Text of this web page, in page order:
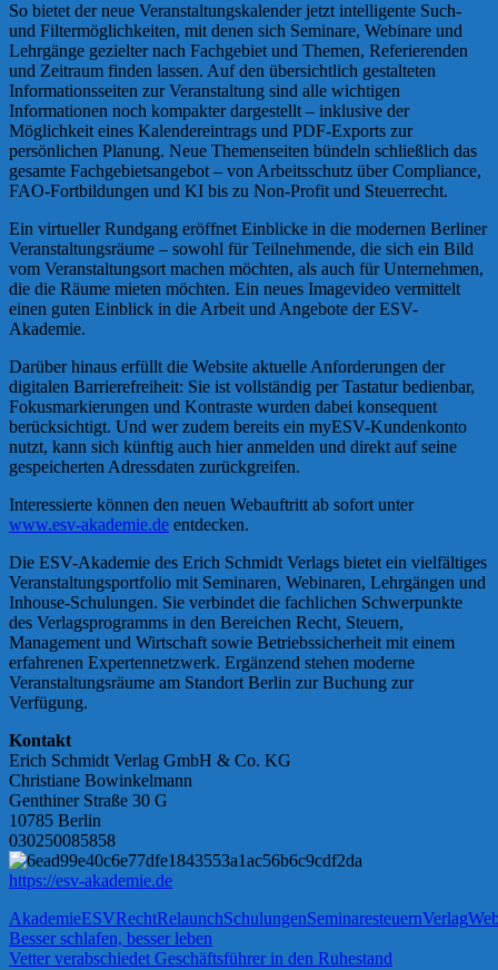
So bietet der neue Veranstaltungskalender jetzt intelligente Such-
und Filtermöglichkeiten, mit denen sich Seminare, Webinare und
Lehrgänge gezielter nach Fachgebiet und Themen, Referierenden
und Zeitraum finden lassen. Auf den übersichtlich gestalteten
Informationsseiten zur Veranstaltung sind alle wichtigen
Informationen noch kompakter dargestellt – inklusive der
Möglichkeit eines Kalendereintrags und PDF-Exports zur
persönlichen Planung. Neue Themenseiten bündeln schließlich das
gesamte Fachgebietsangebot – von Arbeitsschutz über Compliance,
FAO-Fortbildungen und KI bis zu Non-Profit und Steuerrecht.
Ein virtueller Rundgang eröffnet Einblicke in die modernen Berliner
Veranstaltungsräume – sowohl für Teilnehmende, die sich ein Bild
vom Veranstaltungsort machen möchten, als auch für Unternehmen,
die die Räume mieten möchten. Ein neues Imagevideo vermittelt
einen guten Einblick in die Arbeit und Angebote der ESV-
Akademie.
Darüber hinaus erfüllt die Website aktuelle Anforderungen der
digitalen Barrierefreiheit: Sie ist vollständig per Tastatur bedienbar,
Fokusmarkierungen und Kontraste wurden dabei konsequent
berücksichtigt. Und wer zudem bereits ein myESV-Kundenkonto
nutzt, kann sich künftig auch hier anmelden und direkt auf seine
gespeicherten Adressdaten zurückgreifen.
Interessierte können den neuen Webauftritt ab sofort unter
www.esv-akademie.de entdecken.
Die ESV-Akademie des Erich Schmidt Verlags bietet ein vielfältiges
Veranstaltungsportfolio mit Seminaren, Webinaren, Lehrgängen und
Inhouse-Schulungen. Sie verbindet die fachlichen Schwerpunkte
des Verlagsprogramms in den Bereichen Recht, Steuern,
Management und Wirtschaft sowie Betriebssicherheit mit einem
erfahrenen Expertennetzwerk. Ergänzend stehen moderne
Veranstaltungsräume am Standort Berlin zur Buchung zur
Verfügung.
Kontakt
Erich Schmidt Verlag GmbH & Co. KG
Christiane Bowinkelmann
Genthiner Straße 30 G
10785 Berlin
030250085858
https://esv-akademie.de
AkademieESVRechtRelaunchSchulungenSeminaresteuernVerlag
Beitragsnavigation
Vorheriger
Beitrag:
Besser schlafen, besser leben
Nächster
Vetter verabschiedet Geschäftsführer in den Ruhestand